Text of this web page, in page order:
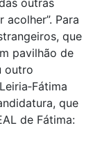
outras
Para
que
pavilhão de
outro
que
de Fátima: